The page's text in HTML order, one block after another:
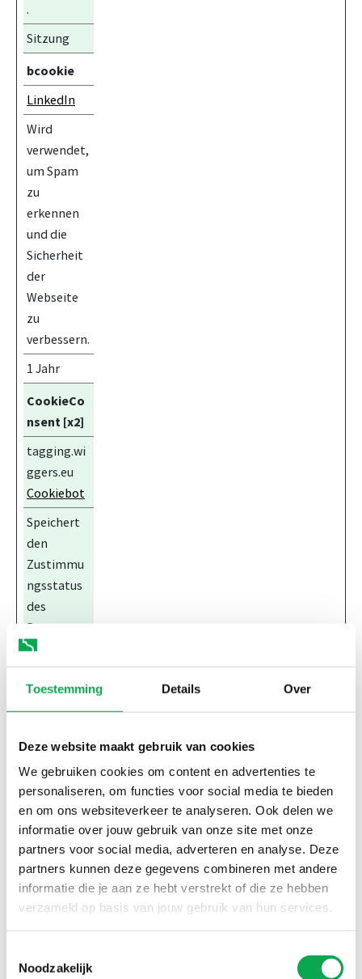
Toestemming Details Over
Deze website maakt gebruik van cookies
We gebruiken cookies om content en advertenties te
personaliseren, om functies voor social media te bieden
en om ons websiteverkeer te analyseren. Ook delen we
informatie over jouw gebruik van onze site met onze
partners voor social media, adverteren en analyse. Deze
partners kunnen deze gegevens combineren met andere
informatie die je aan ze hebt verstrekt of die ze hebben
verzameld op basis van jouw gebruik van hun services.
Noodzakelijk
.
Sitzung
bcookie
LinkedIn
Wird
verwendet,
um Spam
zu
erkennen
und die
Sicherheit
der
Webseite
zu
verbessern.
1 Jahr
CookieCo
nsent [x2]
tagging.wi
ggers.eu
Cookiebot
Speichert
den
Zustimmu
ngsstatus
des
Benutzers
für Cookies
auf der
aktuellen
Domäne.
1 Jahr
li_gc
Speichert
den
Zustimmu
ngsstatus
des
Benutzers